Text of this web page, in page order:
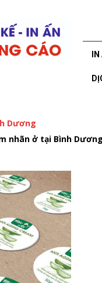
Dương
nhãn ở tại Bình